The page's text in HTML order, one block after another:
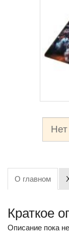
О главном
Краткое
Описание пока